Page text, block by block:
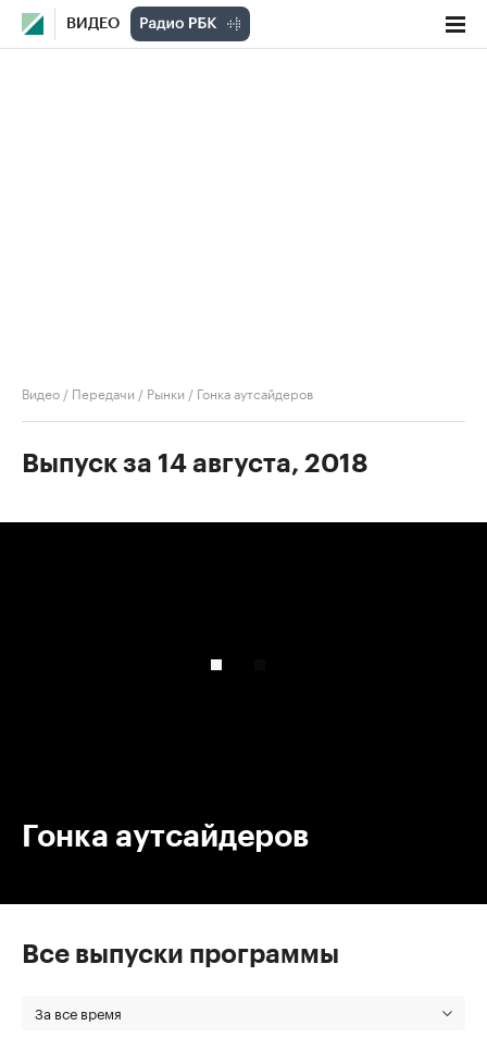
ВИДЕО
Видео / Передачи / Рынки / Гонка аутсайдеров
Выпуск за 14 августа, 2018
Гонка аутсайдеров
Все выпуски программы
За все время